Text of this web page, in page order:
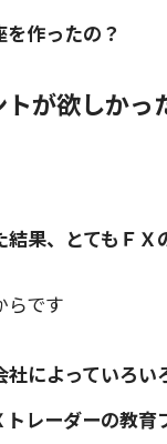
作ったの？
が欲しかっ
果、とてもＦＸ
らです
社によっていろい
レーダーの教育